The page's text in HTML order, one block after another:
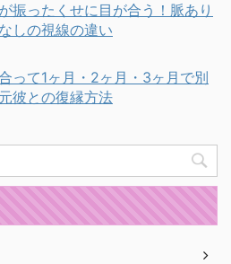
振ったくせに目が合う！脈あり
しの視線の違い
って1ヶ月・2ヶ月・3ヶ月で別
彼との復縁方法